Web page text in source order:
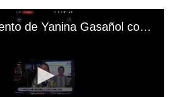
El mal momento de Yanina Gasañol con un hincha argentino en "Subrayado"